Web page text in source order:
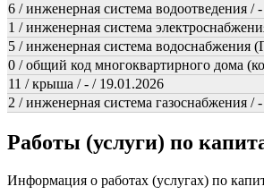
6 / инженерная система водоотведения /
1 / инженерная система
5 / инженерная система водоснабжения
0 / общий код многоквартирного дома
11 / крыша / - / 19.01.2026
2 / инженерная система газоснабжения /
Работы (услуги) по
Информация о работах (услугах) по